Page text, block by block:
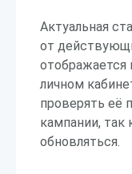
Актуальная
от
личном
проверять её
кампании, так
обновляться.